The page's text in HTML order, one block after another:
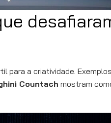
para a criatividade.
Countach mostram